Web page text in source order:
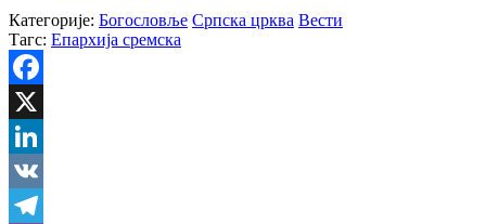
Категорије: Богословље Српска црква Вести
Тагс: Епархија сремска
Facebook
X
LinkedIn
VK